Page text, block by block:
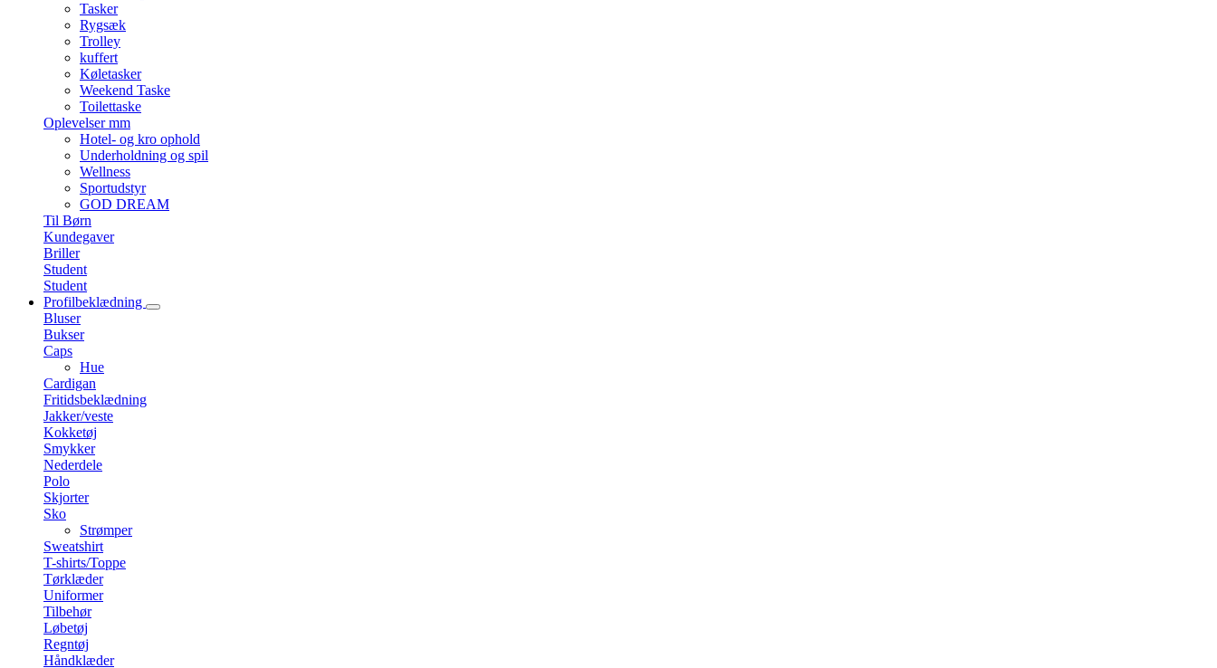
Tasker
Rygsæk
Trolley
kuffert
Køletasker
Weekend Taske
Toilettaske
Oplevelser mm
Hotel- og kro ophold
Underholdning og spil
Wellness
Sportudstyr
GOD DREAM
Til Børn
Kundegaver
Briller
Student
Student
Profilbeklædning
Bluser
Bukser
Caps
Hue
Cardigan
Fritidsbeklædning
Jakker/veste
Kokketøj
Smykker
Nederdele
Polo
Skjorter
Sko
Strømper
Sweatshirt
T-shirts/Toppe
Tørklæder
Uniformer
Tilbehør
Løbetøj
Regntøj
Håndklæder